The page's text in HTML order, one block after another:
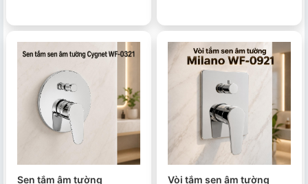
Sen tắm âm tường Vòi tắm sen âm tường